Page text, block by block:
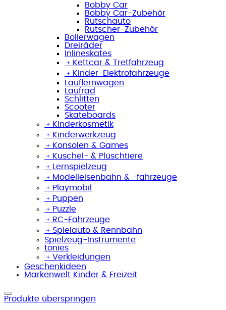
Bobby Car
Bobby Car-Zubehör
Rutschauto
Rutscher-Zubehör
Bollerwagen
Dreiräder
Inlineskates
﹢ Kettcar & Tretfahrzeug
﹢ Kinder-Elektrofahrzeuge
Lauflernwagen
Laufrad
Schlitten
Scooter
Skateboards
﹢ Kinderkosmetik
﹢ Kinderwerkzeug
﹢ Konsolen & Games
﹢ Kuschel- & Plüschtiere
﹢
Lernspielzeug
﹢ Modelleisenbahn & -fahrzeuge
﹢ Playmobil
﹢ Puppen
﹢ Puzzle
﹢ RC-Fahrzeuge
﹢ Spielauto & Rennbahn
Spielzeug-Instrumente
tonies
﹢ Verkleidungen
Geschenkideen
Markenwelt Kinder & Freizeit
Produkte überspringen